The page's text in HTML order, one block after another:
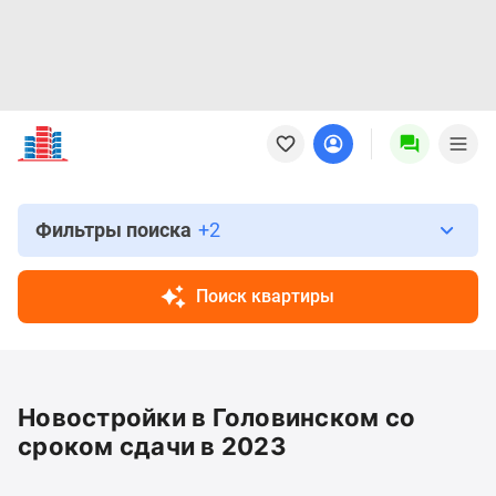
Новостройки
Квартиры
Новостройки
Москвы
Новостройки
Подмосковья
новостройки
Новостройки
Фильтры поиска +2
Поиск квартиры
Новостройки в Головинском со
сроком сдачи в 2023